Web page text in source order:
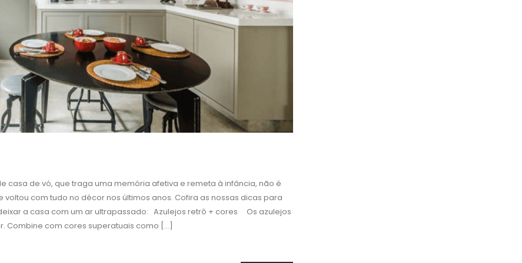
casa de vó, que traga uma memória afetiva e remeta à infância, não é
com tudo no décor nos últimos anos. Cofira as nossas dicas para
a casa com um ar ultrapassado: Azulejos retrô + cores Os azulejos
Combine com cores superatuais como [...]